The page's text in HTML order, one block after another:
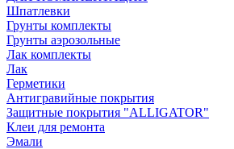
Шпатлевки
Грунты комплекты
Грунты аэрозольные
Лак комплекты
Лак
Герметики
Антигравийные покрытия
Защитные покрытия "ALLIGATOR"
Клеи для ремонта
Эмали